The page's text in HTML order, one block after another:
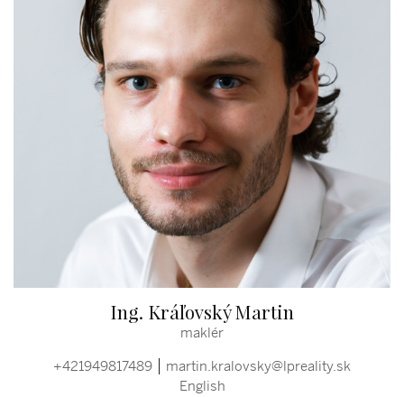
Ing. Kráľovský Martin
maklér
+421949817489
martin.kralovsky@lpreality.sk
English